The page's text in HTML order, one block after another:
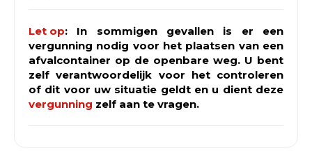
Let op: In sommigen gevallen is er een
vergunning nodig voor het plaatsen van een
afvalcontainer op de openbare weg. U bent
zelf verantwoordelijk voor het controleren
of dit voor uw situatie geldt en u dient deze
vergunning zelf aan te vragen.